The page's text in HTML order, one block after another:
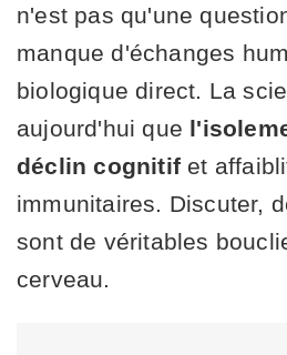
n'est pas qu'une
manque d'échanges
biologique direct. La
aujourd'hui que
déclin cognitif et
immunitaires. Discuter,
sont de véritables
cerveau.